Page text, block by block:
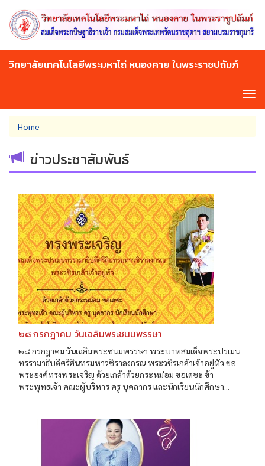
main
content
วิทยาลัยเทคโนโลยีพระมหาไถ่ หนองคาย ในพระราชปถัมภ์
You
are
here
Home
ข่าวประชาสัมพันธ์
๒๘ กรกฎาคม วันเฉลิมพระชนมพรรษา
๒๘ กรกฎาคม วันเฉลิมพระชนมพรรษา พระบาทสมเด็จพระปรเมน
ทรรามาธิบดีศรีสินทรมหาวชิราลงกรณ พระวชิรเกล้าเจ้าอยู่หัว ขอ
พระองค์ทรงพระเจริญ ด้วยเกล้าด้วยกระหม่อม ขอเดชะ ข้า
พระพุทธเจ้า คณะผู้บริหาร ครู บุคลากร และนักเรียนนักศึกษา...